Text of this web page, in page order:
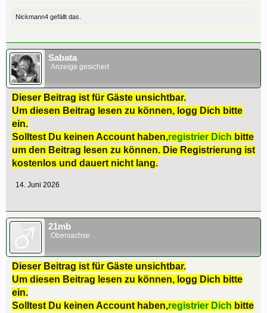
Nickmann4 gefällt das.
Sabata
Anzeige gesichert
Dieser Beitrag ist für Gäste unsichtbar.
Um diesen Beitrag lesen zu können, logg Dich bitte
ein.
Solltest Du keinen Account haben,registrier Dich bitte
um den Beitrag lesen zu können. Die Registrierung ist
kostenlos und dauert nicht lang.
14. Juni 2026
21mb
Obersachse
Dieser Beitrag ist für Gäste unsichtbar.
Um diesen Beitrag lesen zu können, logg Dich bitte
ein.
Solltest Du keinen Account haben,registrier Dich bitte